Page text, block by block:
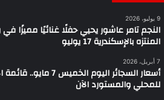
9 يوليو، 2026
النجم تامر عاشور يحيي حفلًا غنائيًا مميزًا
المنتزه بالإسكندرية 17 يوليو
7 أبريل، 2026
أسعار السجائر اليوم
للمحلي والمستورد الآن